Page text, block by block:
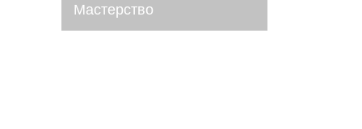
Мастерство
глубокоматового